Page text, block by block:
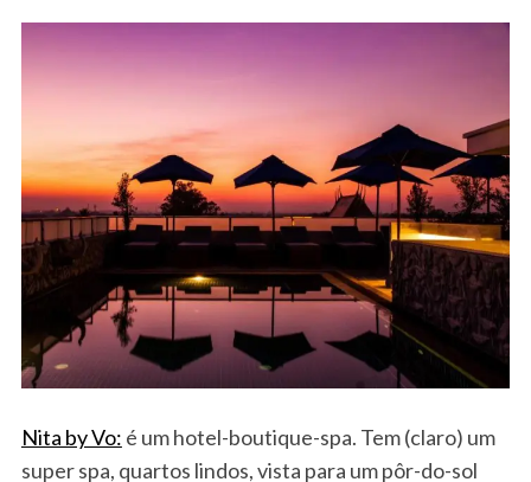
Nita by Vo: é um hotel-boutique-spa. Tem (claro) um
super spa, quartos lindos, vista para um pôr-do-sol
r
r
: